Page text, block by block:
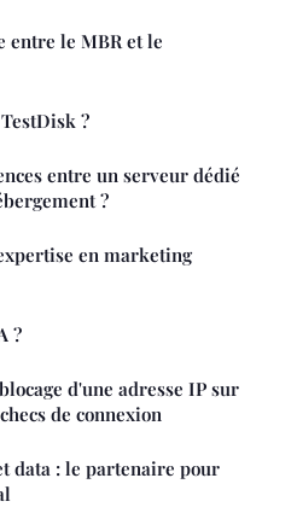
entre le MBR et le
?
entre un serveur dédié
?
en marketing
?
d'une adresse IP sur
de connexion
data : le partenaire pour